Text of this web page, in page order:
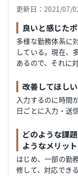
更新日：2021/07/
良いと感じた
多様な勤務体系に
している。現在、
あるので、それに
改善してほし
入力するのに時間
日ごとに入力・送
どのような課
ようなメリッ
はじめ、一部の勤
修して、対応でき